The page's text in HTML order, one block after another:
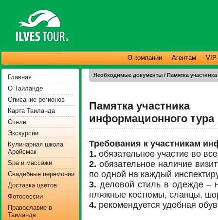
О компании Агентам
Главная
О Таиланде
Описание регионов
Карта Таиланда
Отели
Экскурсии
Кулинарная школа
Аройсмак
Spa и массажи
Свадебные церемонии
Доставка цветов
Фотосессии
Православие в
Таиланде
Необходимые документы / Памятка
Памятка участника
информационного тура
Требования к участникам
1. обязательное участие во
2. обязательное наличие
по одной на каждый
3. деловой стиль в одежде –
пляжные костюмы, сланцы,
4. рекомендуется удобная